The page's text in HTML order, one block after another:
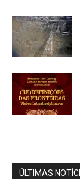
ÚLTIMAS